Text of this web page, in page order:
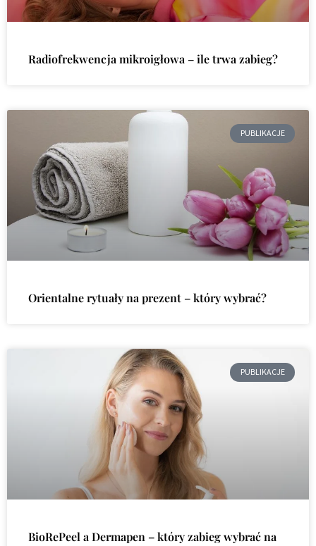
Radiofrekwencja mikroigłowa – ile trwa zabieg?
PUBLIKACJE
Orientalne rytuały na prezent – który wybrać?
PUBLIKACJE
BioRePeel a Dermapen – który zabieg wybrać na